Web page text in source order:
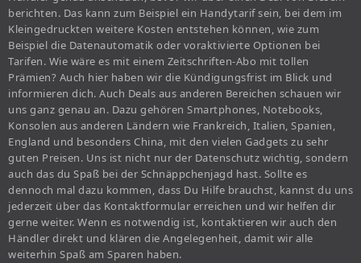
berichten. Das kann zum Beispiel ein Handytarif sein, bei dem im
Kleingedruckten weitere Kosten entstehen können, wie zum
Beispiel die Datenautomatik oder voraktivierte Optionen bei
Tarifen. Wie wäre es mit einem Zeitschriften-Abo mit tollen
Prämien? Auch hier haben wir die Kündigungsfrist im Blick und
informieren dich. Auch Deals aus anderen Bereichen schauen wir
uns ganz genau an. Dazu gehören Smartphones, Notebooks,
Konsolen aus anderen Ländern wie Frankreich, Italien, Spanien,
England und besonders China, mit den vielen Gadgets zu sehr
guten Preisen. Uns ist nicht nur der Datenschutz wichtig, sondern
auch das du Spaß bei der Schnäppchenjagd hast. Sollte es
dennoch mal dazu kommen, dass Du Hilfe brauchst, kannst du uns
jederzeit über das Kontaktformular erreichen und wir helfen dir
gerne weiter. Wenn es notwendig ist, kontaktieren wir auch den
Händler direkt und klären die Angelegenheit, damit wir alle
weiterhin Spaß am Sparen haben.